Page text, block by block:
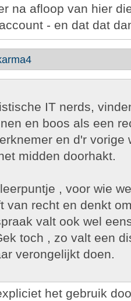
na afloop van hier
- en dat dat
IT nerds,
en boos als een
en d'r vorige
midden doorhakt.
, voor wie
van recht en denkt
valt ook wel
toch , zo valt een
verongelijkt doen.
het gebruik